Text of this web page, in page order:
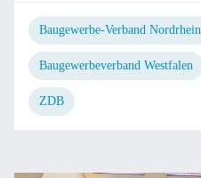
Baugewerbe-Verband Nordrhein
Baugewerbeverband Westfalen
ZDB